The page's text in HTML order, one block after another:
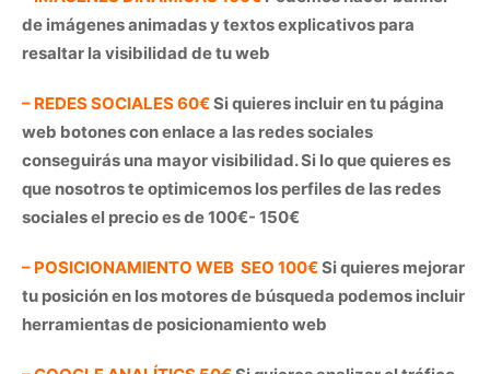
de imágenes animadas y textos explicativos para
resaltar la visibilidad de tu web
– REDES SOCIALES 60€Si quieres incluir en tu página
web botones con enlace a las redes sociales
conseguirás una mayor visibilidad. Si lo que quieres es
que nosotros te optimicemos los perfiles de las redes
sociales el precio es de 100€- 150€
– POSICIONAMIENTO WEB SEO 100€Si quieres mejorar
tu posición en los motores de búsqueda podemos incluir
herramientas de posicionamiento web